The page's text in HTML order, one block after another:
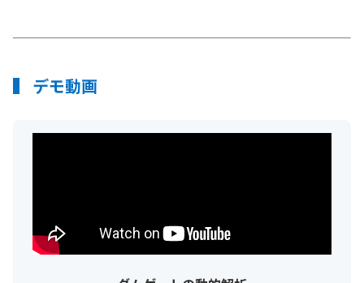
デモ動画